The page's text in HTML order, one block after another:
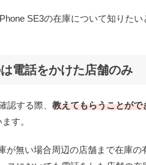
SE3の在庫について知りた
電話をかけた店舗のみ
認する際、 教えてもらうことが
す。
が無い場合周辺の店舗まで在庫の